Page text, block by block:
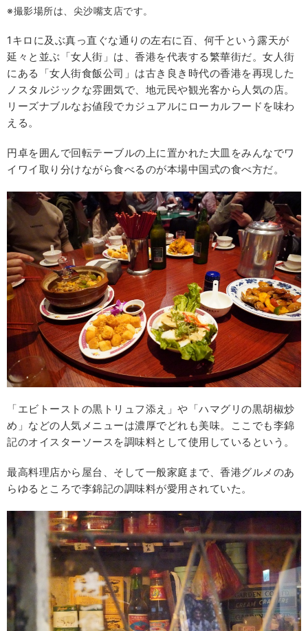
※撮影場所は、尖沙嘴支店です。
1キロに及ぶ真っ直ぐな通りの左右に百、何千という露天が
延々と並ぶ「女人街」は、香港を代表する繁華街だ。女人街
にある「女人街食飯公司」は古き良き時代の香港を再現した
ノスタルジックな雰囲気で、地元民や観光客から人気の店。
リーズナブルなお値段でカジュアルにローカルフードを味わ
える。
円卓を囲んで回転テーブルの上に置かれた大皿をみんなでワ
イワイ取り分けながら食べるのが本場中国式の食べ方だ。
「エビトーストの黒トリュフ添え」や「ハマグリの黒胡椒炒
め」などの人気メニューは濃厚でどれも美味。ここでも李錦
記のオイスターソースを調味料として使用しているという。
最高料理店から屋台、そして一般家庭まで、香港グルメのあ
らゆるところで李錦記の調味料が愛用されていた。